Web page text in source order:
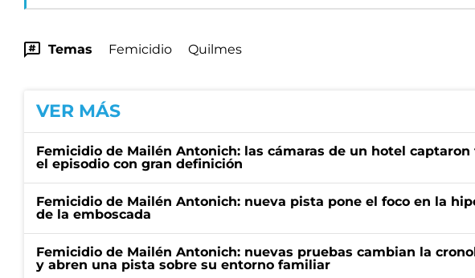
Temas Femicidio Quilmes
VER MÁS
Femicidio de Mailén Antonich: las cámaras de un hotel captaron
el episodio con gran definición
Femicidio de Mailén Antonich: nueva pista pone el foco en la
de la emboscada
Femicidio de Mailén Antonich: nuevas pruebas cambian la
y abren una pista sobre su entorno familiar